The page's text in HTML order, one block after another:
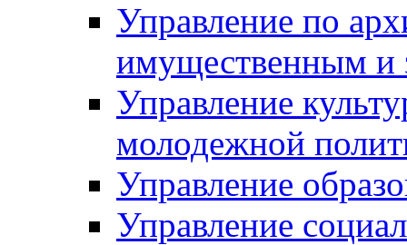
Управление по
имущественным и
Управление
молодежной
Управление
Управление